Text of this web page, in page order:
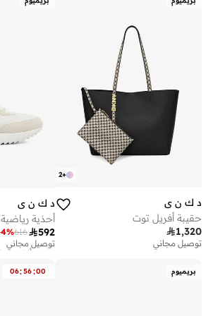
+
2
د ك ن ي
حقيبة أفريل توت
1,320
توصيل مجاني
د ك ن ي
أحذية
592
616
4%
توصيل مجاني
تم بيع أكثر من 10 مؤخرا
بريميوم 06:56:00